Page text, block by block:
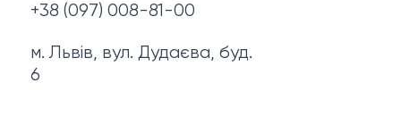
+38 (097) 008-81-00
м. Львів, вул. Дудаєва, буд.
6